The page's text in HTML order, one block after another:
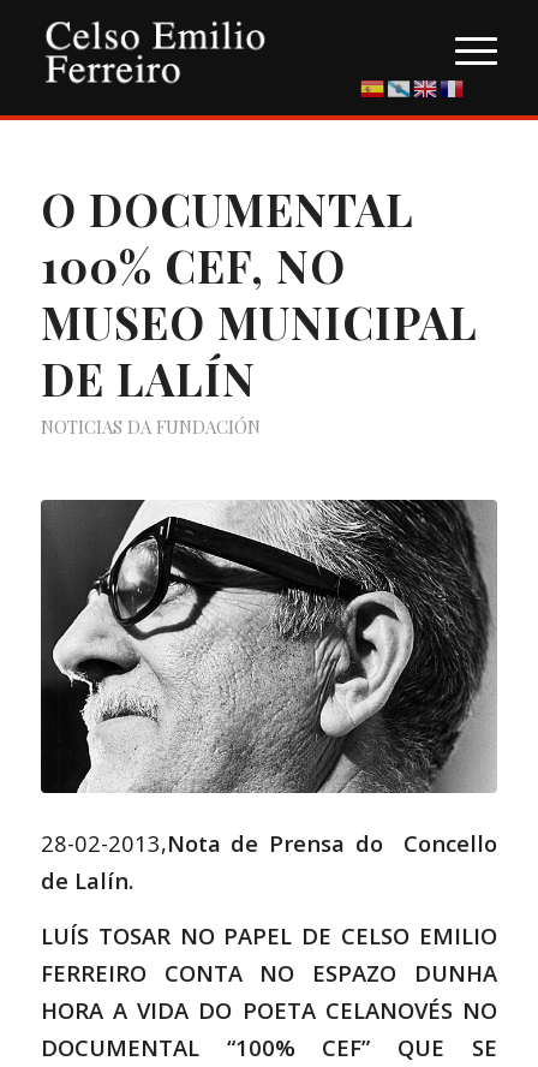
O DOCUMENTAL
100% CEF, NO
MUSEO MUNICIPAL
DE LALÍN
NOTICIAS DA FUNDACIÓN
28-02-2013,Nota de Prensa do Concello
de Lalín.
LUÍS TOSAR NO PAPEL DE CELSO EMILIO
FERREIRO CONTA NO ESPAZO DUNHA
HORA A VIDA DO POETA CELANOVÉS NO
DOCUMENTAL “100% CEF” QUE SE